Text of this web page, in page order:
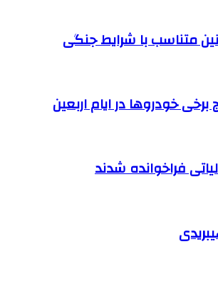
متناسب با شرایط جنگی
خودروها در ایام اربعین
فراخوانده شدند